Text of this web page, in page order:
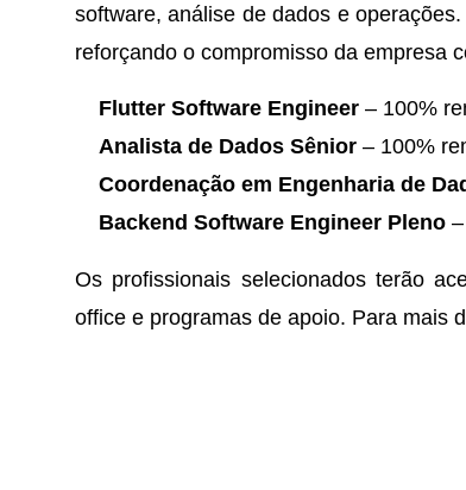
software, análise de dados e
reforçando o compromisso da empresa
Flutter Software Engineer – 100%
Analista de Dados Sênior – 100%
Coordenação em Engenharia de
Backend Software Engineer Pleno
Os profissionais selecionados terão
office e programas de apoio. Para mais